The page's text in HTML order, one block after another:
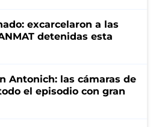
excarcelaron a las
detenidas esta
Antonich: las cámaras de
el episodio con gran